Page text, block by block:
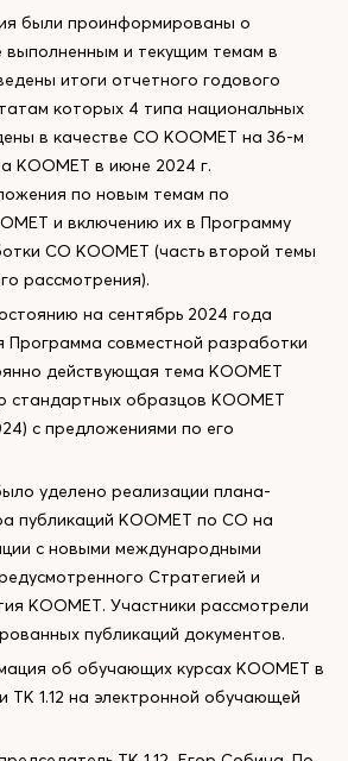
были проинформированы о
выполненным и текущим темам в
итоги отчетного годового
которых 4 типа национальных
в качестве СО КООМЕТ на 36-м
КООМЕТ в июне 2024 г.
по новым темам по
и включению их в Программу
СО КООМЕТ (часть второй темы
рассмотрения).
на сентябрь 2024 года
Программа совместной разработки
действующая тема КООМЕТ
стандартных образцов КООМЕТ
с предложениями по его
уделено реализации плана-
публикаций КООМЕТ по СО на
с новыми международными
Стратегией и
КООМЕТ. Участники рассмотрели
публикаций документов.
об обучающих курсах КООМЕТ в
ТК 1.12 на электронной обучающей